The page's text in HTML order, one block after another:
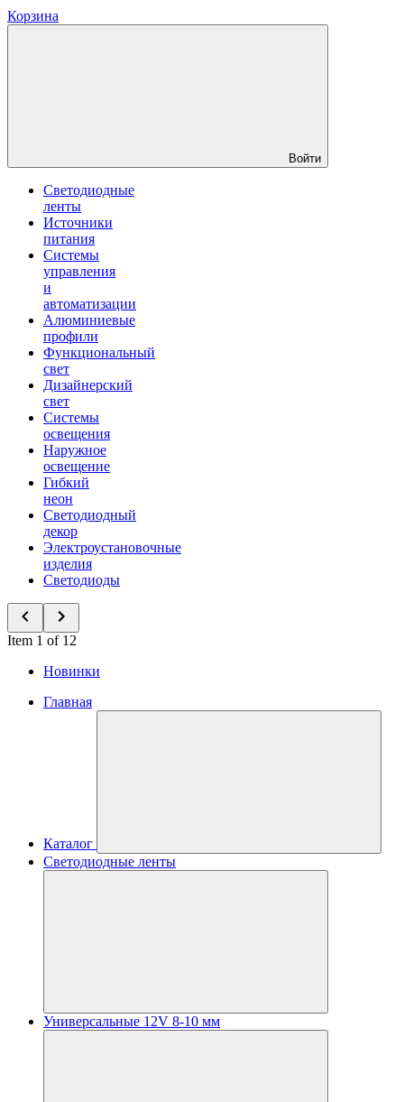
Корзина
Войти
Светодиодные
ленты
Источники
питания
Системы
управления
и
автоматизации
Алюминиевые
профили
Функциональный
свет
Дизайнерский
свет
Системы
освещения
Наружное
освещение
Гибкий
неон
Светодиодный
декор
Электроустановочные
изделия
Светодиоды
Item 1 of 12
Новинки
Главная
Каталог
Светодиодные ленты
Универсальные 12V 8-10 мм